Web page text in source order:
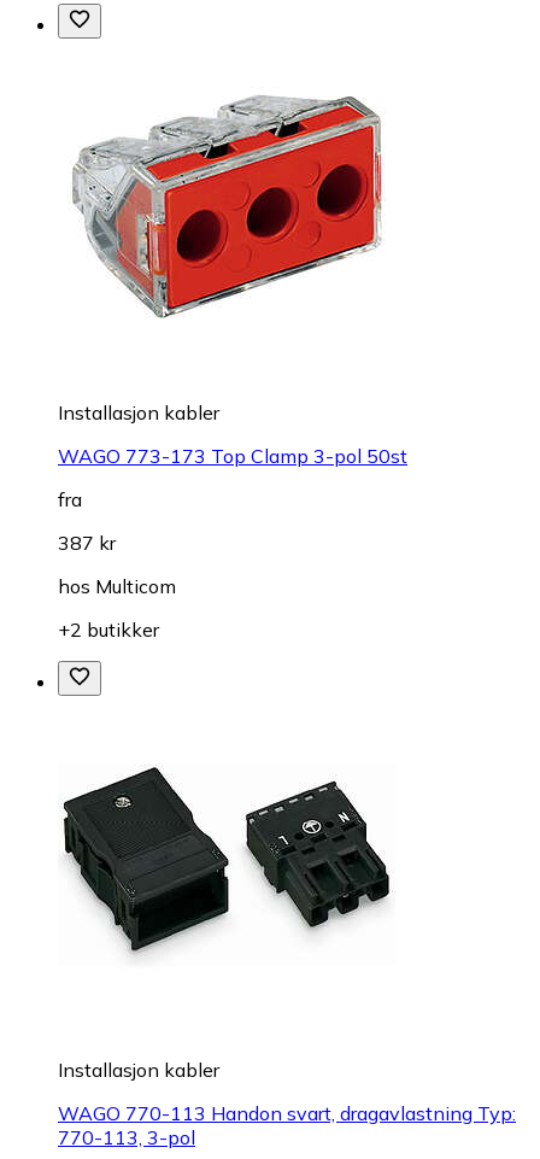
Installasjon kabler
WAGO 773-173 Top Clamp 3-pol 50st
fra
387 kr
hos Multicom
+2 butikker
Installasjon kabler
WAGO 770-113 Handon svart, dragavlastning Typ:
770-113, 3-pol